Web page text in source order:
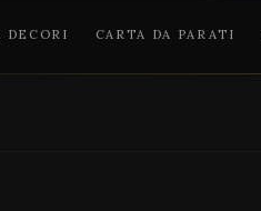
DECORI CARTA DA PARATI